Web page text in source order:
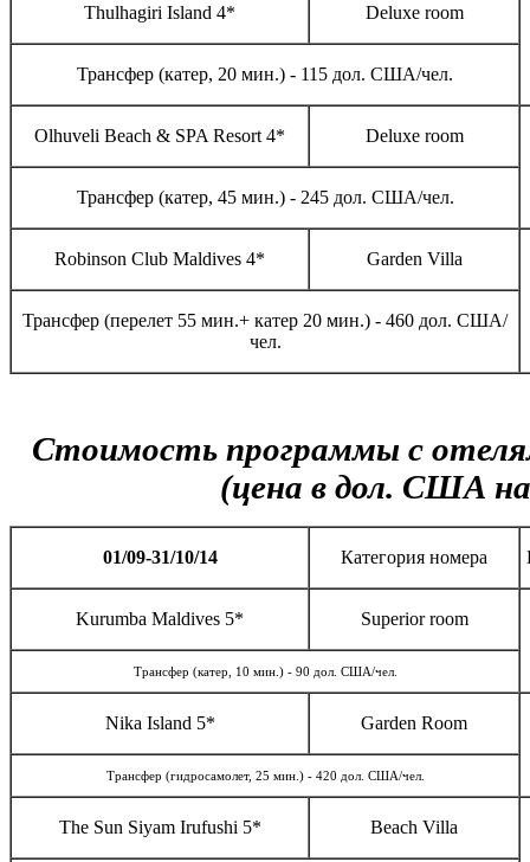
Thulhagiri Island 4* Deluxe room
Трансфер (катер, 20 мин.) - 115 дол. США/чел.
Olhuveli Beach & SPA Resort 4* Deluxe room
Трансфер (катер, 45 мин.) - 245 дол. США/чел.
Robinson Club Maldives 4* Garden Villa
Трансфер (перелет 55 мин.+ катер 20 мин.) - 460 дол. США/
чел.
Стоимость программы c
(цена в дол. США
01/09-31/10/14 Категория номера
Kurumba Maldives 5* Superior room
Трансфер (катер, 10 мин.) - 90 дол. США/чел.
Nika Island 5* Garden Room
Трансфер (гидросамолет, 25 мин.) - 420 дол. США/чел.
The Sun Siyam Irufushi 5* Beach Villa